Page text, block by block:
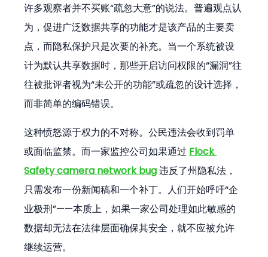
许多观察者并不买账“疏忽大意”的说法。普遍观点认
为，促进广泛数据共享的功能才是该产品的主要卖
点，而隐私保护只是次要的补充。当一个系统被设
计为默认共享数据时，那些开启访问权限的“漏洞”往
往被批评者视为“未公开的功能”或疏忽的设计选择，
而非简单的编码错误。
这种愤怒源于权力的不对称。公民违法会收到罚单
或面临监禁。而一家监控公司如果通过 Flock
Safety camera network bug 违反了州隐私法，
只需发布一份新闻稿和一个补丁。人们开始呼吁“企
业极刑”——本质上，如果一家公司处理如此敏感的
数据却无法在法律层面确保其安全，就不应被允许
继续运营。